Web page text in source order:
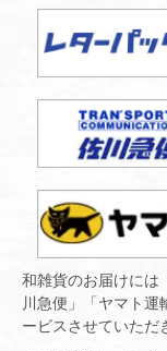
和雑貨のお届けには
川急便」「ヤマト運
ービスさせていただ